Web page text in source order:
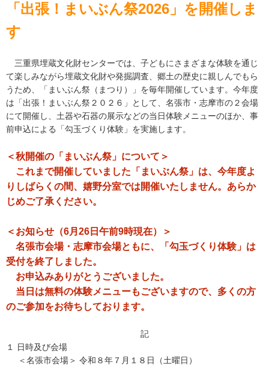
「出張！まいぶん祭2026」を開催しま
す
三重県埋蔵文化財センターでは、子どもにさまざまな体験を通じ
て楽しみながら埋蔵文化財や発掘調査、郷土の歴史に親しんでもら
うため、「まいぶん祭（まつり）」を毎年開催しています。今年度
は「出張！まいぶん祭２０２６」として、名張市・志摩市の２会場
にて開催し、土器や石器の展示などの当日体験メニューのほか、事
前申込による「勾玉づくり体験」を実施します。
＜秋開催の「まいぶん祭」について＞
これまで開催していました「まいぶん祭」は、今年度よ
りしばらくの間、嬉野分室では開催いたしません。あらか
じめご了承ください。
＜お知らせ（6月26日午前9時現在）＞
名張市会場・志摩市会場ともに、「勾玉づくり体験」は
受付を終了しました。
お申込みありがとうございました。
当日は無料の体験メニューもございますので、多くの方
のご参加をお待ちしております。
記
１ 日時及び会場
＜名張市会場＞ 令和８年７月１８日（土曜日）